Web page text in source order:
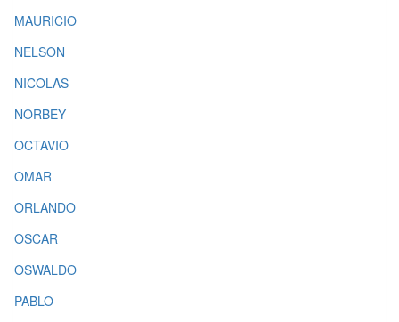
MAURICIO
NELSON
NICOLAS
NORBEY
OCTAVIO
OMAR
ORLANDO
OSCAR
OSWALDO
PABLO